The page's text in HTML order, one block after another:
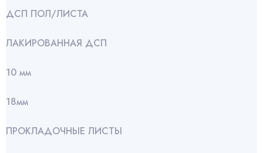
ДСП ПОЛ/ЛИСТА
ЛАКИРОВАННАЯ ДСП
10 мм
18мм
ПРОКЛАДОЧНЫЕ ЛИСТЫ